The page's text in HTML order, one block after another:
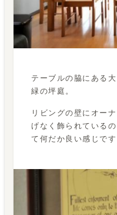
テーブルの脇にある
緑の坪庭。
リビングの壁にオー
げなく飾られている
て何だか良い感じです